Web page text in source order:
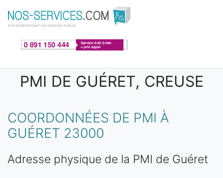
Aller au contenu principal
PMI DE GUÉRET, CREUSE
COORDONNÉES DE PMI À
GUÉRET 23000
Adresse physique de la PMI de Guéret